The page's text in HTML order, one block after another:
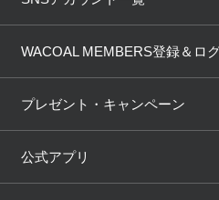
OUR WACOAL
WACOAL Remamma
Licensed Brands
3Dボディスキャン
商品回収
ニュース＆トピックス
ブラパン
大人の工場見学inベトナム
WACOAL MEMBERS登録＆ロ
プレゼント・キャンペーン
公式アプリ